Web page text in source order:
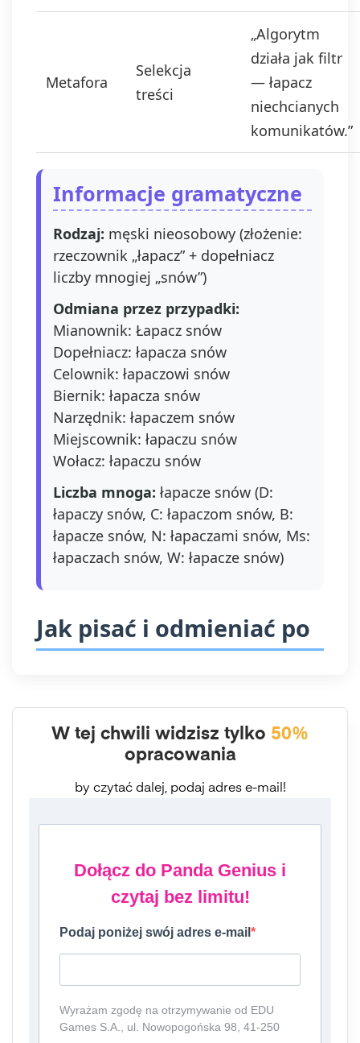
Metafora
Selekcja
treści
„Algorytm
działa jak filtr
— łapacz
niechcianych
komunikatów.”
Informacje gramatyczne
Rodzaj: męski nieosobowy (złożenie:
rzeczownik „łapacz” + dopełniacz
liczby mnogiej „snów”)
Odmiana przez przypadki:
Mianownik: Łapacz snów
Dopełniacz: łapacza snów
Celownik: łapaczowi snów
Biernik: łapacza snów
Narzędnik: łapaczem snów
Miejscownik: łapaczu snów
Wołacz: łapaczu snów
Liczba mnoga: łapacze snów (D:
łapaczy snów, C: łapaczom snów, B:
łapacze snów, N: łapaczami snów, Ms:
łapaczach snów, W: łapacze snów)
Jak pisać i odmieniać po
W tej chwili widzisz tylko 50%
opracowania
by czytać dalej, podaj adres e-mail!
Dołącz do Panda Genius i
czytaj bez limitu!
Podaj poniżej swój adres e-mail
Wyrażam zgodę na otrzymywanie od EDU
Games S.A., ul. Nowopogońska 98, 41-250